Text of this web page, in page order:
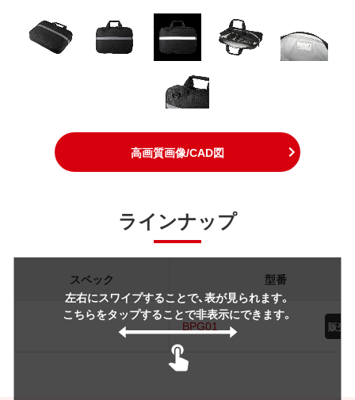
高画質画像/CAD図
ラインナップ
左右にスワイプすることで、表が見られます。
こちらをタップすることで非表示にできます。
スペック 型番
BPG01